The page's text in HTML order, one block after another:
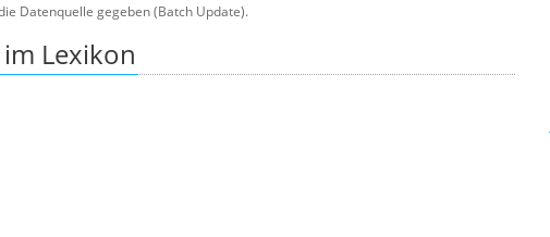
Datenquelle gegeben (Batch Update).
Lexikon